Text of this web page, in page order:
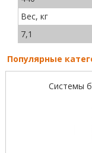
Вес, кг
7,1
Популярные
Системы